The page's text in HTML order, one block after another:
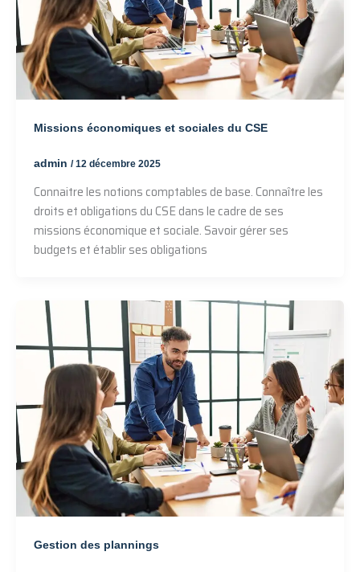
Missions économiques et sociales du CSE
admin /12 décembre 2025
Connaitre les notions comptables de base. Connaître les
droits et obligations du CSE dans le cadre de ses
missions économique et sociale. Savoir gérer ses
budgets et établir ses obligations
Gestion des plannings